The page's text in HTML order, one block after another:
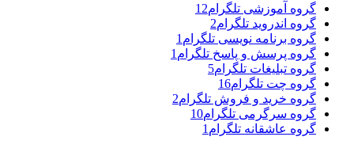
گروه آموزشی تلگرام12
گروه اندروید تلگرام2
گروه برنامه نویسی تلگرام 1
گروه پرسش و پاسخ تلگرام 1
گروه تبلیغات تلگرام5
گروه چت تلگرام16
گروه خرید و فروش تلگرام2
گروه سرگرمی تلگرام10
گروه عاشقانه تلگرام 1